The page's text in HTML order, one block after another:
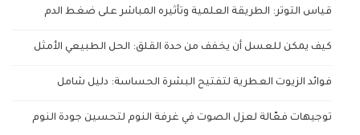
قياس التوتر: الطريقة العلمية وتأثيره المباشر على ضغط الدم
كيف يمكن للعسل أن يخفف من حدة القلق: الحل الطبيعي الأمثل
فوائد الزيوت العطرية لتفتيح البشرة الحساسة: دليل شامل
توجيهات فعّالة لعزل الصوت في غرفة النوم لتحسين جودة النوم